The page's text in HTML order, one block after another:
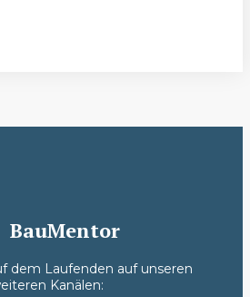
BauMentor
dem Laufenden auf unseren
Kanälen: